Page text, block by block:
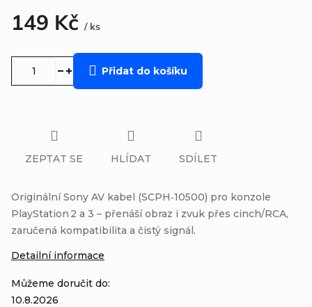
149 Kč / ks
Můžeme doručit do:
10.8.2026
Přidat do košíku
Originální Sony AV kabel (SCPH‑10500) pro konzole
PlayStation 2 a 3 – přenáší obraz i zvuk přes cinch/RCA,
zaručená kompatibilita a čistý signál.
Detailní informace
ZEPTAT SE HLÍDAT SDÍLET